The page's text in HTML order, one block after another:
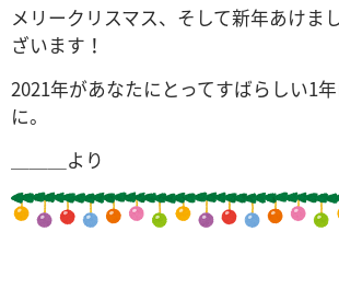
メリークリスマス、そして新年あけま
ざいます！
2021年があなたにとってすばらしい1
に。
＿＿＿より